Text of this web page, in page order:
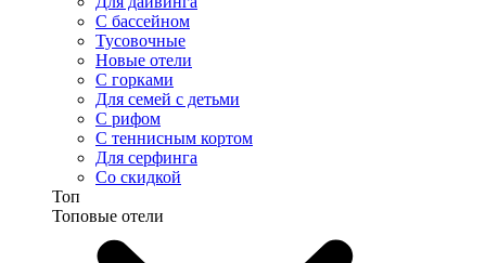
С бассейном
Тусовочные
Новые отели
С горками
Для семей с детьми
С рифом
С теннисным кортом
Для серфинга
Со скидкой
Топ
Топовые отели